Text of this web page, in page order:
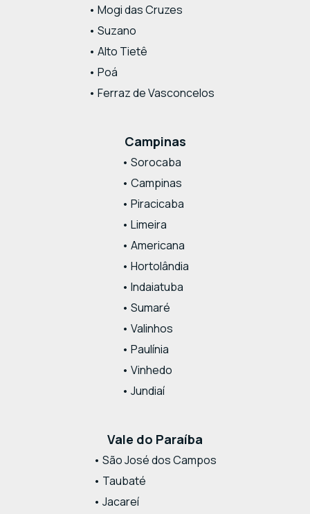
• Mogi das Cruzes
• Suzano
• Alto Tietê
• Poá
• Ferraz de Vasconcelos
Campinas
• Sorocaba
• Campinas
• Piracicaba
• Limeira
• Americana
• Hortolândia
• Indaiatuba
• Sumaré
• Valinhos
• Paulínia
• Vinhedo
• Jundiaí
Vale do Paraíba
• São José dos Campos
• Taubaté
• Jacareí